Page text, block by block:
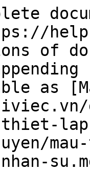
of
as
thiet-